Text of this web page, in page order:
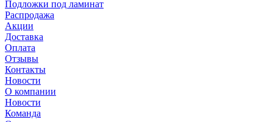
Подложки под ламинат
Распродажа
Акции
Доставка
Оплата
Отзывы
Контакты
Новости
О компании
Новости
Команда